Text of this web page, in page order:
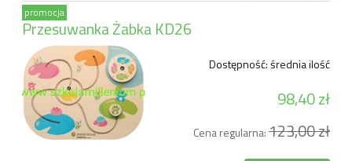
Przesuwanka Żabka KD26
Dostępność:średnia ilość
98,40 zł
Cena regularna:123,00 zł
promocja